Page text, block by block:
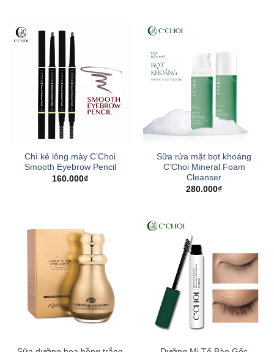
Chì kẻ lông mày C’Choi
Smooth Eyebrow Pencil
160.000₫
Sữa rửa mặt bọt khoáng
C’Choi Mineral Foam
Cleanser
280.000₫